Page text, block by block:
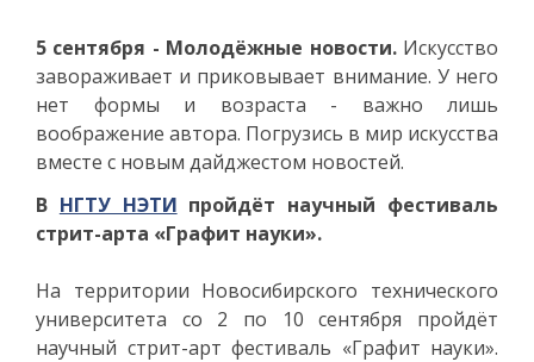
5 сентября - Молодёжные новости.Искусство
завораживает и приковывает внимание. У него
нет формы и возраста - важно лишь
воображение автора. Погрузись в мир искусства
вместе с новым дайджестом новостей.
В НГТУ НЭТИ пройдёт научный фестиваль
стрит-арта «Графит науки».
На территории Новосибирского технического
университета со 2 по 10 сентября пройдёт
научный стрит-арт фестиваль «Графит науки».